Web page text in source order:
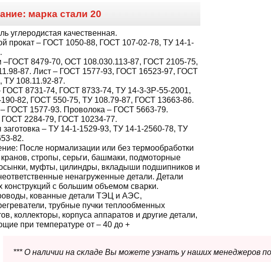
марка стали 20
углеродистая качественная.
прокат – ГОСТ 1050-88, ГОСТ 107-02-78, ТУ 14-1-
–ГОСТ 8479-70, ОСТ 108.030.113-87, ГОСТ 2105-75,
87. Лист – ГОСТ 1577-93, ГОСТ 16523-97, ГОСТ
ТУ 108.11.92-87.
ГОСТ 8731-74, ГОСТ 8733-74, ТУ 14-3-3Р-55-2001,
82, ГОСТ 550-75, ТУ 108.79-87, ГОСТ 13663-86.
ГОСТ 1577-93. Проволока – ГОСТ 5663-79.
ГОСТ 2284-79, ГОСТ 10234-77.
заготовка – ТУ 14-1-1529-93, ТУ 14-1-2560-78, ТУ
82.
После нормализации или без термообработки
стропы, серьги, башмаки, подмоторные
муфты, цилиндры, вкладыши подшипников и
ненагруженные детали. Детали
конструкций с большим объемом сварки.
кованные детали ТЭЦ и АЭС,
трубные пучки теплообменных
коллекторы, корпуса аппаратов и другие детали,
при температуре от – 40 до +
*** О наличии на складе Вы можете узнать у наших менеджеров